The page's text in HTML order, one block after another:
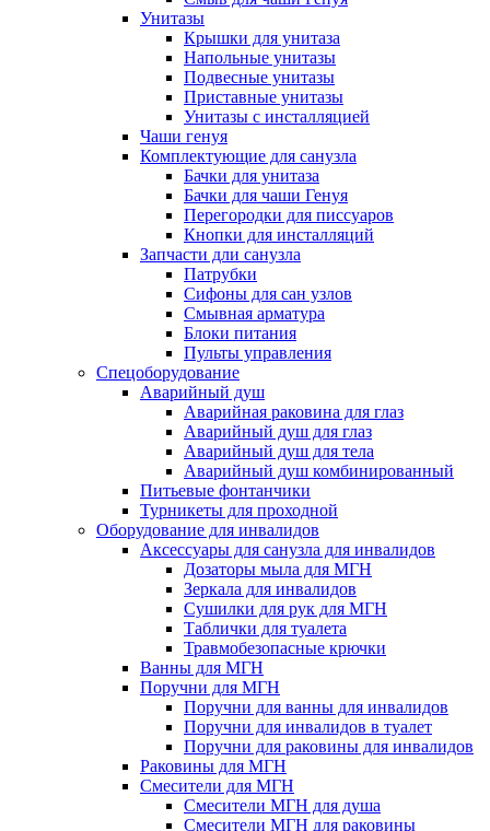
Унитазы
Крышки для унитаза
Напольные унитазы
Подвесные унитазы
Приставные унитазы
Унитазы с инсталляцией
Чаши генуя
Комплектующие для санузла
Бачки для унитаза
Бачки для чаши Генуя
Перегородки для писсуаров
Кнопки для инсталляций
Запчасти дли санузла
Патрубки
Сифоны для сан узлов
Смывная арматура
Блоки питания
Пульты управления
Спецоборудование
Аварийный душ
Аварийная раковина для глаз
Аварийный душ для глаз
Аварийный душ для тела
Аварийный душ комбинированный
Питьевые фонтанчики
Турникеты для проходной
Оборудование для инвалидов
Аксессуары для санузла для инвалидов
Дозаторы мыла для МГН
Зеркала для инвалидов
Сушилки для рук для МГН
Таблички для туалета
Травмобезопасные крючки
Ванны для МГН
Поручни для МГН
Поручни для ванны для инвалидов
Поручни для инвалидов в туалет
Поручни для раковины для инвалидов
Раковины для МГН
Смесители для МГН
Смесители МГН для душа
Смесители МГН для раковины